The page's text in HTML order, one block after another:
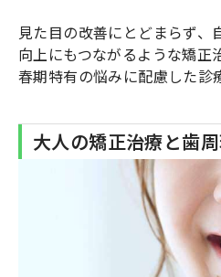
見た目の改善にとどまらず、
向上にもつながるような矯正
春期特有の悩みに配慮した診
大人の矯正治療と歯